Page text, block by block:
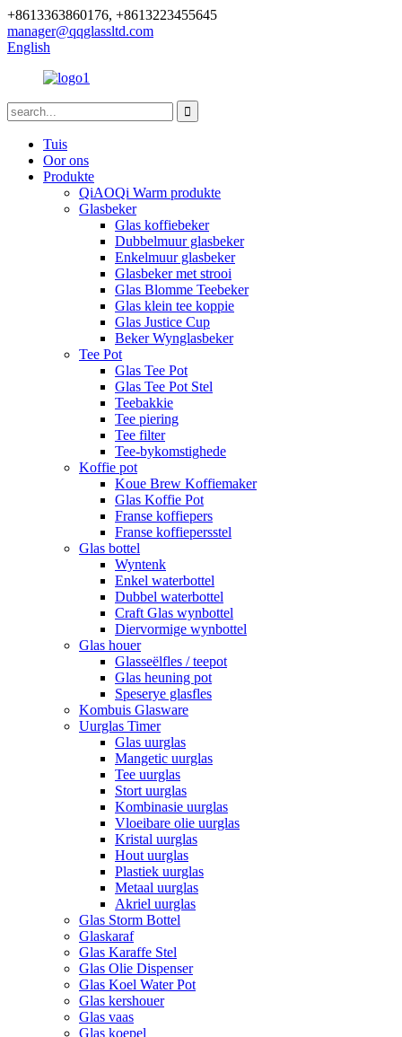
+8613363860176, +8613223455645
manager@qqglassltd.com
English
Tuis
Oor ons
Produkte
QiAOQi Warm produkte
Glasbeker
Glas koffiebeker
Dubbelmuur glasbeker
Enkelmuur glasbeker
Glasbeker met strooi
Glas Blomme Teebeker
Glas klein tee koppie
Glas Justice Cup
Beker Wynglasbeker
Tee Pot
Glas Tee Pot
Glas Tee Pot Stel
Teebakkie
Tee piering
Tee filter
Tee-bykomstighede
Koffie pot
Koue Brew Koffiemaker
Glas Koffie Pot
Franse koffiepers
Franse koffiepersstel
Glas bottel
Wyntenk
Enkel waterbottel
Dubbel waterbottel
Craft Glas wynbottel
Diervormige wynbottel
Glas houer
Glasseëlfles / teepot
Glas heuning pot
Speserye glasfles
Kombuis Glasware
Uurglas Timer
Glas uurglas
Mangetic uurglas
Tee uurglas
Stort uurglas
Kombinasie uurglas
Vloeibare olie uurglas
Kristal uurglas
Hout uurglas
Plastiek uurglas
Metaal uurglas
Akriel uurglas
Glas Storm Bottel
Glaskaraf
Glas Karaffe Stel
Glas Olie Dispenser
Glas Koel Water Pot
Glas kershouer
Glas vaas
Glas koepel